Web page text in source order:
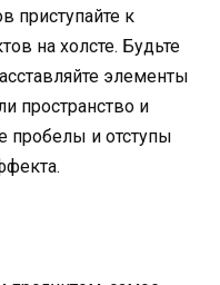
приступайте к
на холсте. Будьте
элементы
пространство и
пробелы и отступы